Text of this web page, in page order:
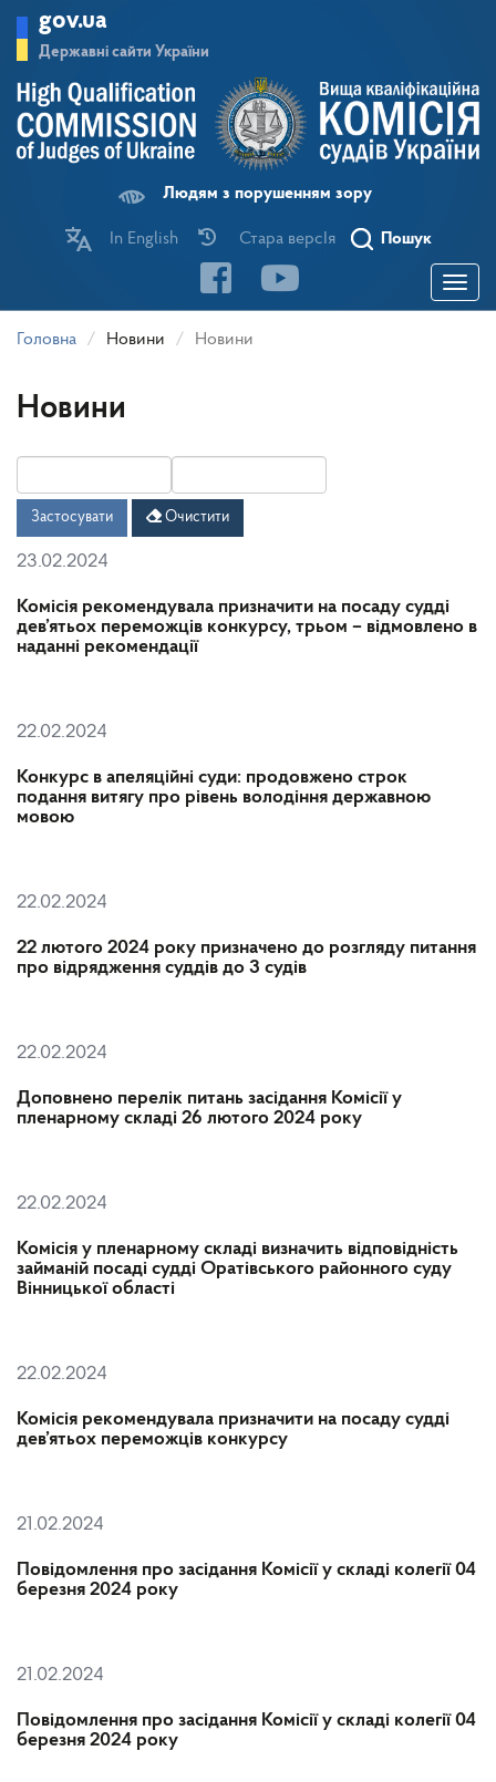
основного
матеріалу
gov.ua
Державні сайти України
Людям з порушенням зору
In English Стара версІя Пошук
Toggle
Головна Новини Новини
Новини
Дата Дата
Застосувати Очистити
23.02.2024
Комісія рекомендувала призначити на посаду судді
дев’ятьох переможців конкурсу, трьом – відмовлено в
наданні рекомендації
22.02.2024
Конкурс в апеляційні суди: продовжено строк
подання витягу про рівень володіння державною
мовою
22.02.2024
22 лютого 2024 року призначено до розгляду питання
про відрядження суддів до 3 судів
22.02.2024
Доповнено перелік питань засідання Комісії у
пленарному складі 26 лютого 2024 року
22.02.2024
Комісія у пленарному складі визначить відповідність
займаній посаді судді Оратівського районного суду
Вінницької області
22.02.2024
Комісія рекомендувала призначити на посаду судді
дев’ятьох переможців конкурсу
21.02.2024
Повідомлення про засідання Комісії у складі колегії 04
березня 2024 року
21.02.2024
Повідомлення про засідання Комісії у складі колегії 04
березня 2024 року